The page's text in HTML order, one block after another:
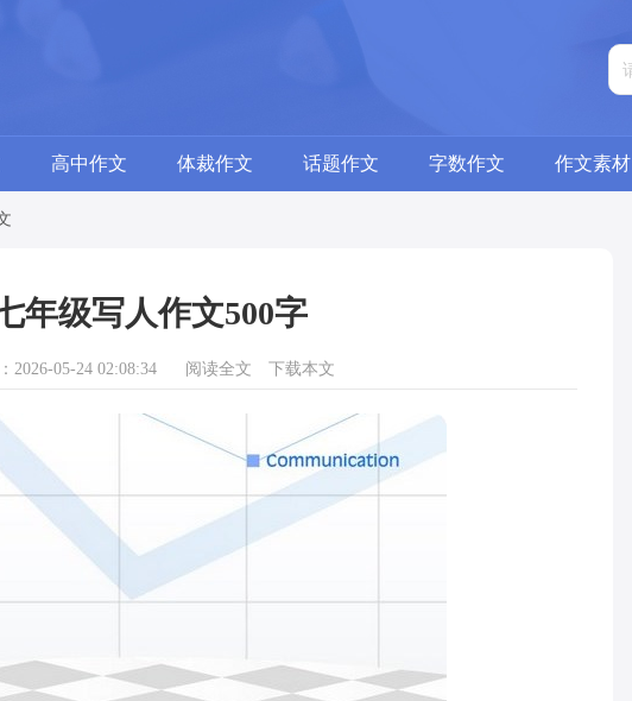
高中作文 体裁作文 话题作文 字数作文 作文素材
年级写人作文500字
2026-05-24 02:08:34 阅读全文 下载本文